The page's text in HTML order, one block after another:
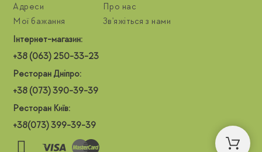
Адреси
Мої бажання
Про нас
Зв'яжіться з нами
Інтернет-магазин:
+38 (063) 250-33-23
Ресторан Дніпро:
+38 (073) 390-39-39
Ресторан Київ:
+38(073) 399-39-39